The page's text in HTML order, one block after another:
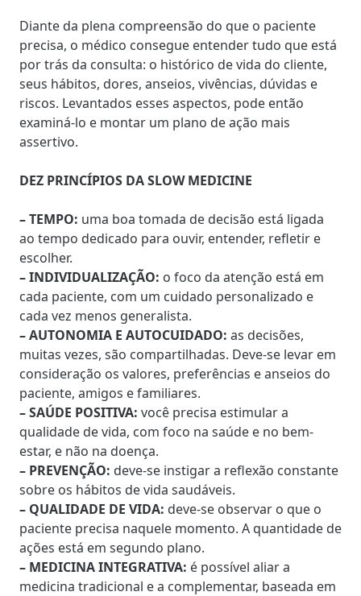
Diante da plena compreensão do que o paciente
precisa, o médico consegue entender tudo que está
por trás da consulta: o histórico de vida do cliente,
seus hábitos, dores, anseios, vivências, dúvidas e
riscos. Levantados esses aspectos, pode então
examiná-lo e montar um plano de ação mais
assertivo.
DEZ PRINCÍPIOS DA SLOW MEDICINE
– TEMPO: uma boa tomada de decisão está ligada
ao tempo dedicado para ouvir, entender, refletir e
escolher.
– INDIVIDUALIZAÇÃO: o foco da atenção está em
cada paciente, com um cuidado personalizado e
cada vez menos generalista.
– AUTONOMIA E AUTOCUIDADO: as decisões,
muitas vezes, são compartilhadas. Deve-se levar em
consideração os valores, preferências e anseios do
paciente, amigos e familiares.
– SAÚDE POSITIVA: você precisa estimular a
qualidade de vida, com foco na saúde e no bem-
estar, e não na doença.
– PREVENÇÃO: deve-se instigar a reflexão constante
sobre os hábitos de vida saudáveis.
– QUALIDADE DE VIDA: deve-se observar o que o
paciente precisa naquele momento. A quantidade de
ações está em segundo plano.
– MEDICINA INTEGRATIVA: é possível aliar a
medicina tradicional e a complementar, baseada em